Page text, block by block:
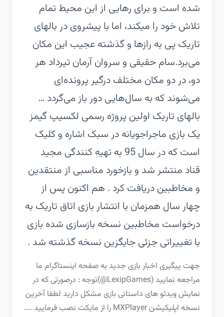
شده است و برای رهایی از این محیط تمام
تلاش خود را میکند، اما با پیشروی در بالهای
تاریک پی به رازها و گذشته عجیب این مکان
می‌برد.‏سام حقیقی و سروان آرمان تیرداد هر
دو، در دو مکان مختلف درگیر پرونده‌ای
می‌شوند که به سال‌هایی دور باز می‌گردد …‏
بالهای تاریک اولین پروژه رسمی لکسیپ گیمز
یک بازی ماجراجویانه در سبک اشاره و کلیک
است که در سال 95 به تهیه کنندگی مجید
قناد منتشر شد و بازخورد مناسبی از منتقدین
و مخاطبین دریافت کرد . هم اکنون پس از
چهار سال همزمان با انتشار بازی اتاق تاریک به
درخواست مخاطبین نسخه بازسازی شده بازی
با تغییراتی جزئی جایگزین نسخه گذشته شد .
‏‏جهت پیگیری اخبار بازی جدید به صفحه اینستاگرام ما
مراجعه نمایید (LexipGames@)‏توجه : درصورتی که در
نمایش ویدئو های داستانی بازی مشکل دارید لطفا آخرین
نسخه اپلیکیشن MXPlayer را از مایکت نصب فرمایید .‏...